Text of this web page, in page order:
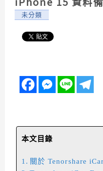
未分類
本文目錄
關於 Tenorshare